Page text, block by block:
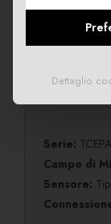
con
Serie:
Campo di
Sensore:
Dettaglio